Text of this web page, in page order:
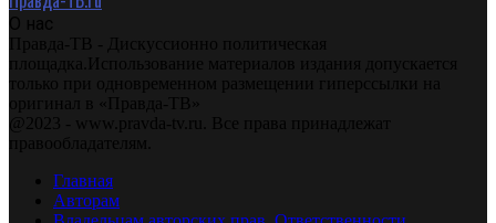
О нас
Правда-ТВ - Дискуссионно политическая
площадка.Использование материалов издания допускается
только при одновременном размещении гиперссылки на
оригинал в «Правда-ТВ»
@2023 - www.pravda-tv.ru. Все права принадлежат
правообладателям.
Главная
Авторам